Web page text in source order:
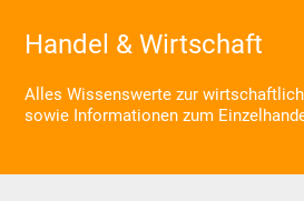
Handel & Wirtschaft
Alles Wissenswerte zur
sowie Informationen zum